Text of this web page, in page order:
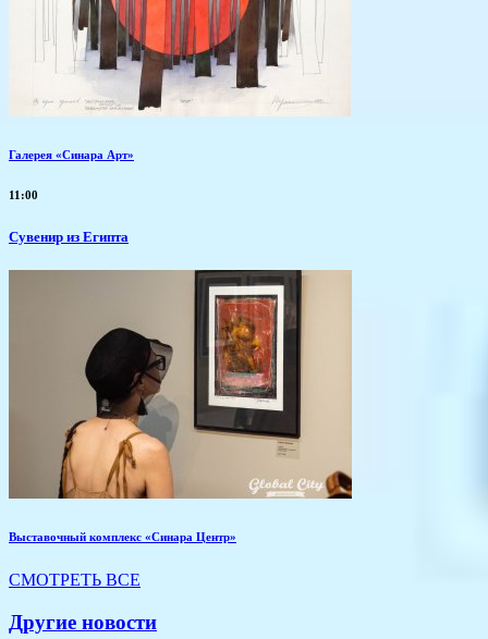
Галерея «Синара Арт»
11:00
Сувенир из Египта
Выставочный комплекс «Синара Центр»
СМОТРЕТЬ ВСЕ
Другие новости